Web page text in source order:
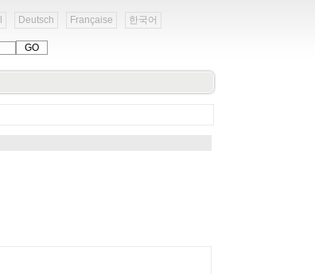
Deutsch Française 한국어